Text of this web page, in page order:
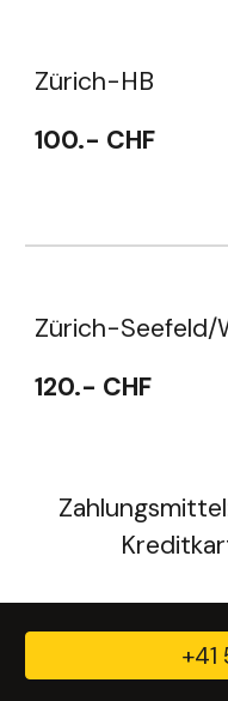
Zürich-HB
100.- CHF
Zürich-Seefeld/
120.- CHF
+41